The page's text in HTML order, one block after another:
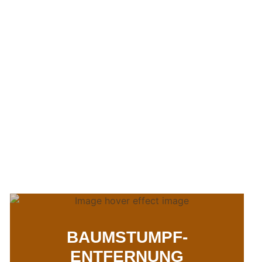
BAUMSTUMPF-
ENTFERNUNG